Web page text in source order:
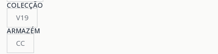
COLECÇÃO
V19
ARMAZÉM
CC